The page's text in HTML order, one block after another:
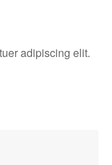
adipiscing elit.